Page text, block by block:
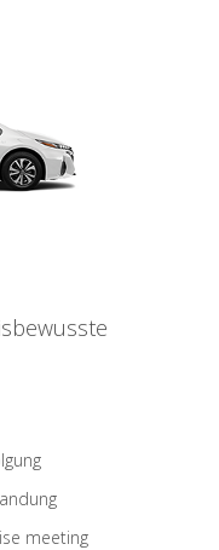
meeting